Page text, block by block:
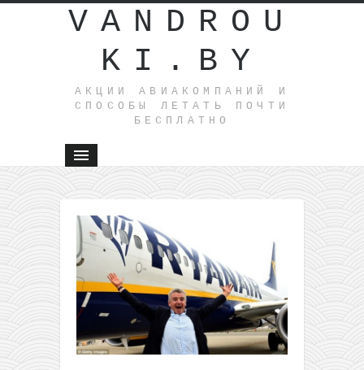
VANDROU
KI.BY
АКЦИИ АВИАКОМПАНИЙ И
СПОСОБЫ ЛЕТАТЬ ПОЧТИ
БЕСПЛАТНО
Грузия
всего от
в одну
сторону и
от 19€
обратно
(членам